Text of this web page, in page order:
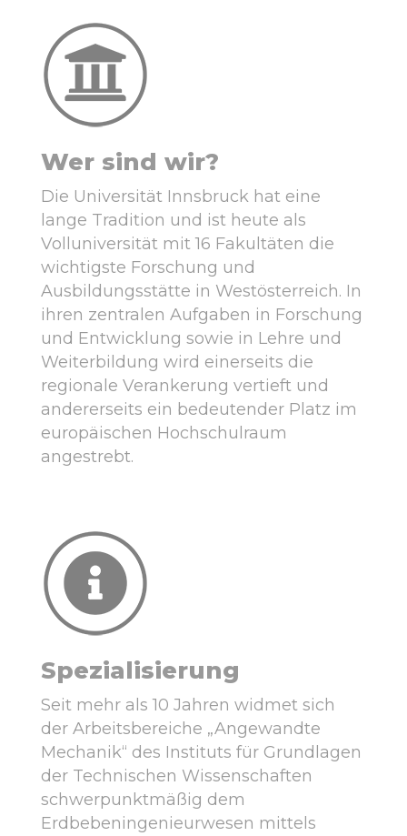
Wer sind wir?
Die Universität Innsbruck hat eine
lange Tradition und ist heute als
Volluniversität mit 16 Fakultäten die
wichtigste Forschung und
Ausbildungsstätte in Westösterreich. In
ihren zentralen Aufgaben in Forschung
und Entwicklung sowie in Lehre und
Weiterbildung wird einerseits die
regionale Verankerung vertieft und
andererseits ein bedeutender Platz im
europäischen Hochschulraum
angestrebt.
Spezialisierung
Seit mehr als 10 Jahren widmet sich
der Arbeitsbereiche „Angewandte
Mechanik“ des Instituts für Grundlagen
der Technischen Wissenschaften
schwerpunktmäßig dem
Erdbebeningenieurwesen mittels